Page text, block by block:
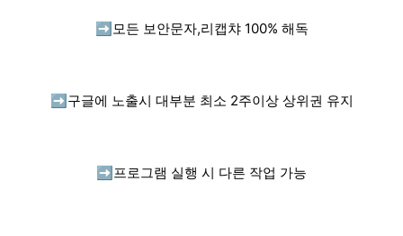
➡️ 모든 보안문자,리캡챠 100% 해독
➡️ 구글에 노출시 대부분 최소 2주이상 상위권 유지
➡️ 프로그램 실행 시 다른 작업 가능